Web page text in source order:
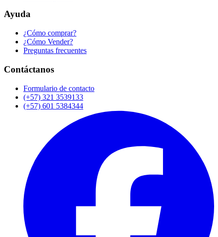
Ayuda
¿Cómo comprar?
¿Cómo Vender?
Preguntas frecuentes
Contáctanos
Formulario de contacto
(+57) 321 3539133
(+57) 601 5384344